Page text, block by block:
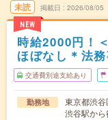
未読
NEW
掲載日 2026/08/05
時給2000円！
ほぼなし＊法
交通費別途支給あり
勤務地
東京都渋谷
渋谷駅か